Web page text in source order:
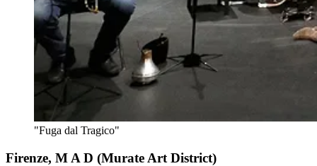
"Fuga dal Tragico"
Firenze, M A D (Murate Art District)